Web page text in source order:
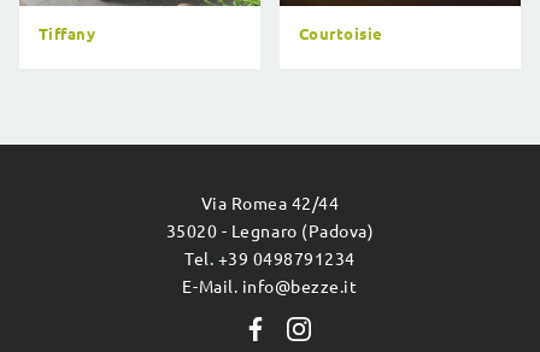
Tiffany Courtoisie
Via Romea 42/44
35020 - Legnaro (Padova)
Tel. +39 0498791234
E-Mail. info@bezze.it